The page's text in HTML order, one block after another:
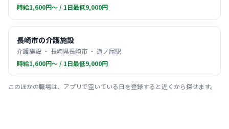
時給1,600円〜 / 1日最低9,000円
長崎市の介護施設
介護施設 ・ 長崎県長崎市 ・ 道ノ尾駅
時給1,600円〜 / 1日最低9,000円
このほかの職場は、アプリで空いている日を登録すると近くから探せます。